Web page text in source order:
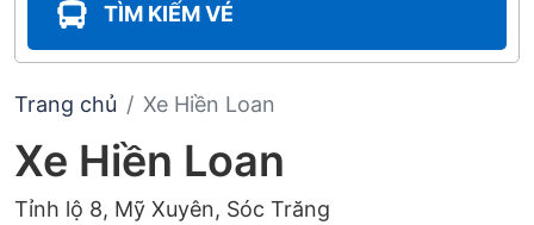
TÌM KIẾM VÉ
Trang chủ Xe Hiền Loan
Xe Hiền Loan
Tỉnh lộ 8, Mỹ Xuyên, Sóc Trăng